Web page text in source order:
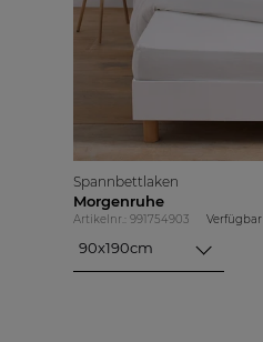
Spannbettlaken
Morgenruhe
Artikelnr.: 991754903 Verfügbar
90x190cm